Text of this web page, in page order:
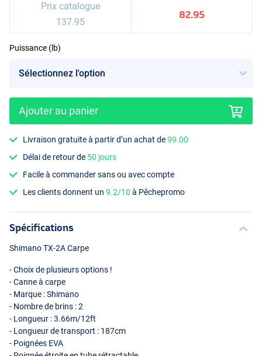
Prix catalogue
137.95
82.95
Puissance (lb)
Ajouter au panier
Livraison gratuite à partir d’un achat de99.00
Délai de retour de 50 jours
Facile à commander sans ou avec compte
Les clients donnent un9.2/10 à Pêchepromo
Spécifications
Shimano TX-2A Carpe
- Choix de plusieurs options !
- Canne à carpe
- Marque : Shimano
- Nombre de brins : 2
- Longueur : 3.66m/12ft
- Longueur de transport : 187cm
- Poignées EVA